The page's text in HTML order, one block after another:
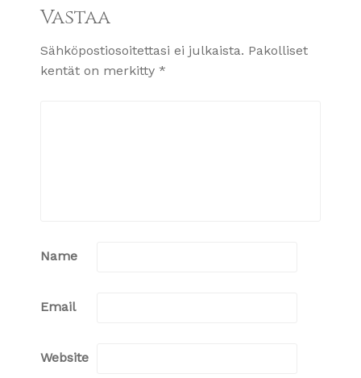
Vastaa
Sähköpostiosoitettasi ei julkaista. Pakolliset
kentät on merkitty *
Name
Email
Website